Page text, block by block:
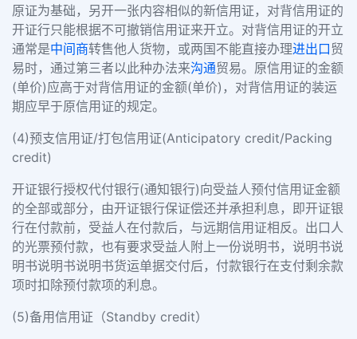
原证为基础，另开一张内容相似的新信用证，对背信用证的
开证行只能根据不可撤销信用证来开立。对背信用证的开立
通常是中间商转售他人货物，或两国不能直接办理进出口贸
易时，通过第三者以此种办法来沟通贸易。原信用证的金额
(单价)应高于对背信用证的金额(单价)，对背信用证的装运
期应早于原信用证的规定。
(4)预支信用证/打包信用证(Anticipatory credit/Packing
credit)
开证银行授权代付银行(通知银行)向受益人预付信用证金额
的全部或部分，由开证银行保证偿还并承担利息，即开证银
行在付款前，受益人在付款后，与远期信用证相反。出口人
的光票预付款，也有要求受益人附上一份说明书，说明书说
明书说明书说明书货运单据交付后，付款银行在支付剩余款
项时扣除预付款项的利息。
(5)备用信用证（Standby credit）